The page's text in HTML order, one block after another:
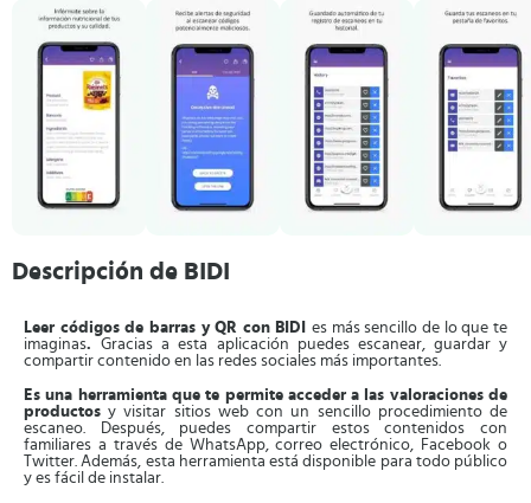
Descripción de BIDI
Leer códigos de barras y QR con BIDIes más sencillo de lo que te
imaginas.Gracias a esta aplicación puedes escanear, guardar y
compartir contenido en las redes sociales más importantes.
Es una herramienta que te permite acceder a las valoraciones de
productos y visitar sitios web con un sencillo procedimiento de
escaneo. Después, puedes compartir estos contenidos con
familiares a través de WhatsApp, correo electrónico, Facebook o
Twitter. Además, esta herramienta está disponible para todo público
y es fácil de instalar.